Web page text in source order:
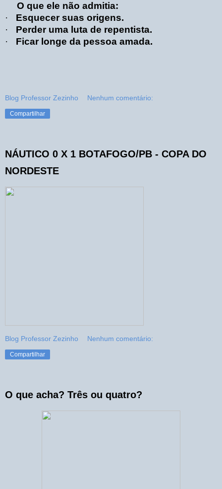
O que ele não admitia:
·
Esquecer suas origens.
·
Perder uma luta de repentista.
·
Ficar longe da pessoa amada.
Blog Professor Zezinho Nenhum comentário:
Compartilhar
NÁUTICO 0 X 1 BOTAFOGO/PB - COPA DO
NORDESTE
Blog Professor Zezinho Nenhum comentário:
Compartilhar
O que acha? Três ou quatro?